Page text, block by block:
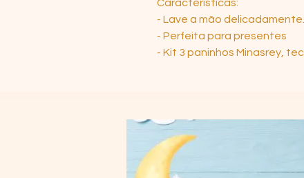
Características:
- Lave a mão
- Perfeita para presentes
- Kit 3 paninhos Minasrey,